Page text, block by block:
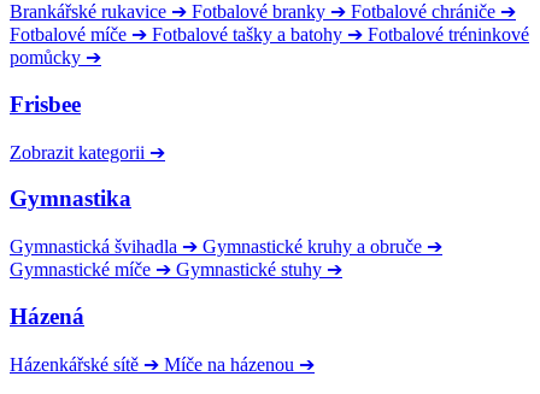
Brankářské rukavice ➔ Fotbalové branky ➔ Fotbalové chrániče ➔
Fotbalové míče ➔ Fotbalové tašky a batohy ➔ Fotbalové tréninkové
pomůcky ➔
Frisbee
Zobrazit kategorii ➔
Gymnastika
Gymnastická švihadla ➔ Gymnastické kruhy a obruče ➔
Gymnastické míče ➔ Gymnastické stuhy ➔
Házená
Házenkářské sítě ➔ Míče na házenou ➔